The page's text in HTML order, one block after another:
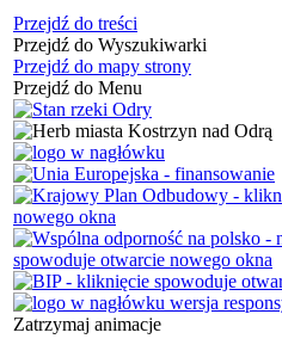
Przejdź do treści
Przejdź do Wyszukiwarki
Przejdź do mapy strony
Przejdź do Menu
Zatrzymaj animacje